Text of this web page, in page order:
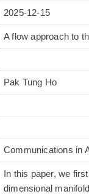
2025-12-15
A flow approach to
Pak Tung Ho
Communications in
In this paper, we
dimensional